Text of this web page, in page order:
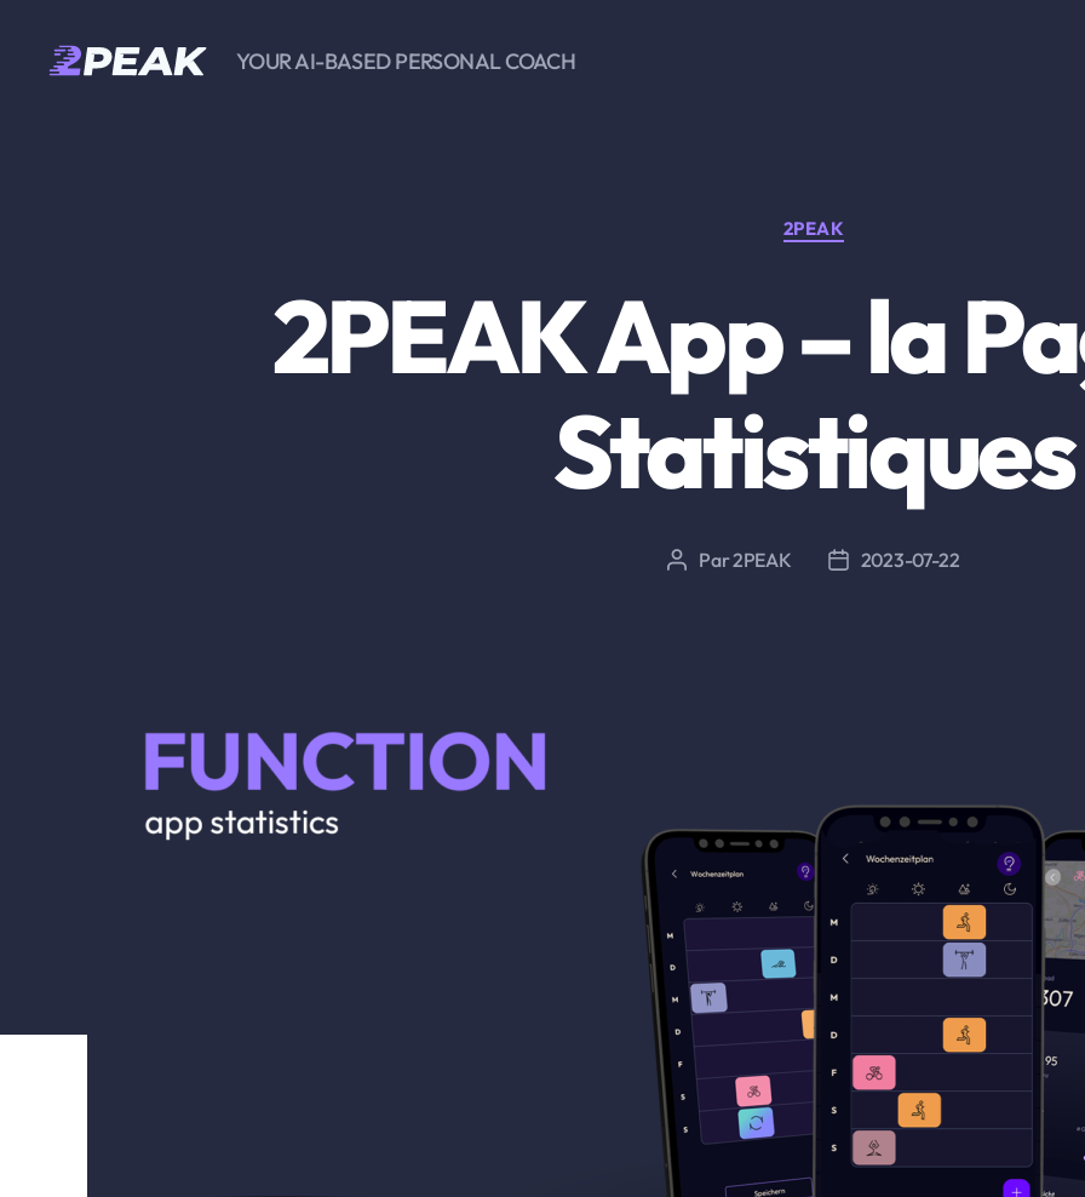
YOUR AI-BASED PERSONAL COACH
Catégories
2PEAK
2PEAK App – la
Statistiques
Auteur
Par2PEAK
Date2023-07-22